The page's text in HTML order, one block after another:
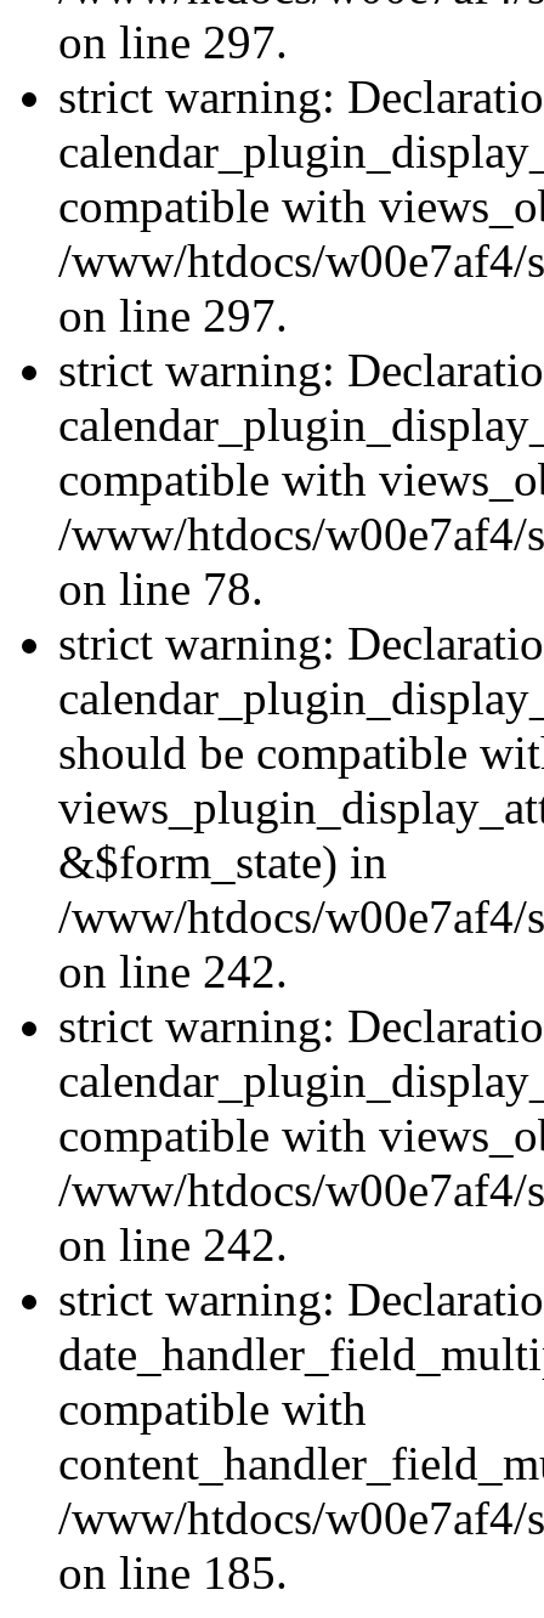
on line 297.
strict warning:
compatible with
/www/htdocs/w00e7af4/
on line 297.
strict warning:
compatible with
/www/htdocs/w00e7af4/
on line 78.
strict warning:
should be compatible
&$form_state) in
/www/htdocs/w00e7af4/
on line 242.
strict warning:
compatible with
/www/htdocs/w00e7af4/
on line 242.
strict warning:
compatible with
/www/htdocs/w00e7af4/
on line 185.